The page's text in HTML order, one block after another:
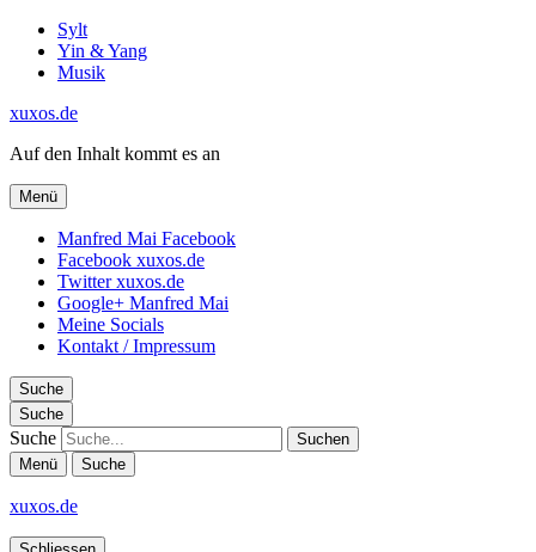
Sylt
Yin & Yang
Musik
xuxos.de
Auf den Inhalt kommt es an
Menü
Manfred Mai Facebook
Facebook xuxos.de
Twitter xuxos.de
Google+ Manfred Mai
Meine Socials
Kontakt / Impressum
Suche
Suche
Suche
Menü Suche
xuxos.de